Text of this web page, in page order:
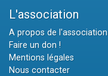
L'association
A propos de l'association
Faire un don !
Mentions légales
Nous contacter